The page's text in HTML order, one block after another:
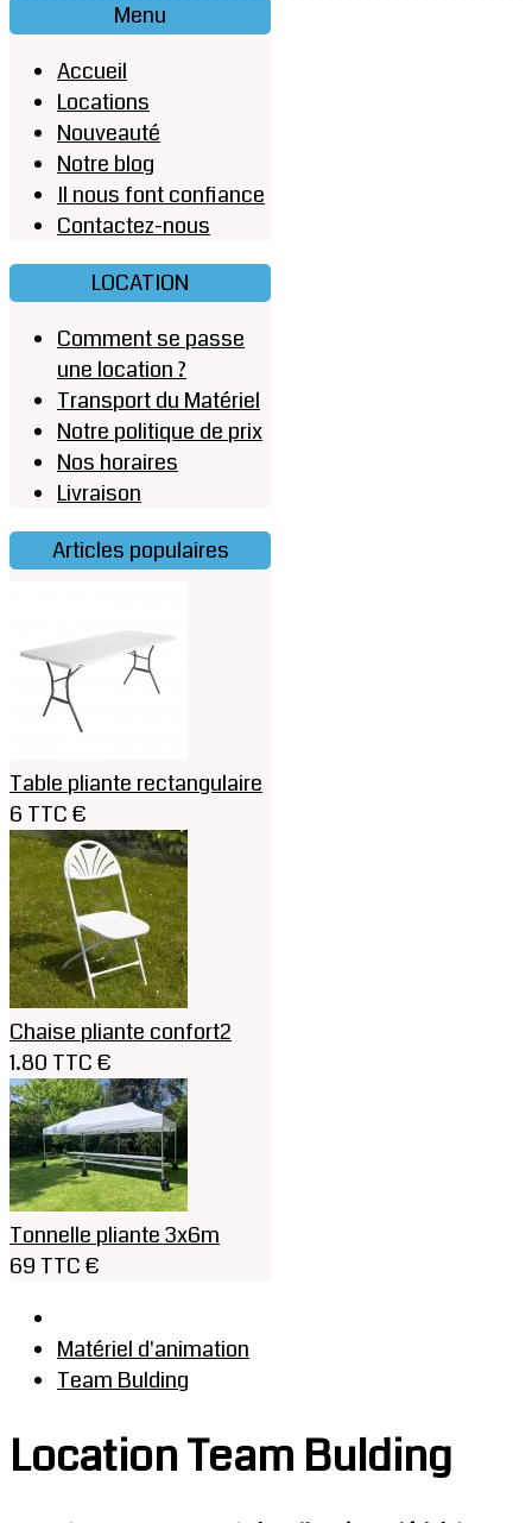
Menu
Accueil
Locations
Nouveauté
Notre blog
Il nous font confiance
Contactez-nous
LOCATION
Comment se passe
une location ?
Transport du Matériel
Notre politique de prix
Nos horaires
Livraison
Articles populaires
Table pliante rectangulaire
6 TTC €
Chaise pliante confort2
1.80 TTC €
Tonnelle pliante 3x6m
69 TTC €
Matériel d'animation
Team Bulding
Location Team Bulding